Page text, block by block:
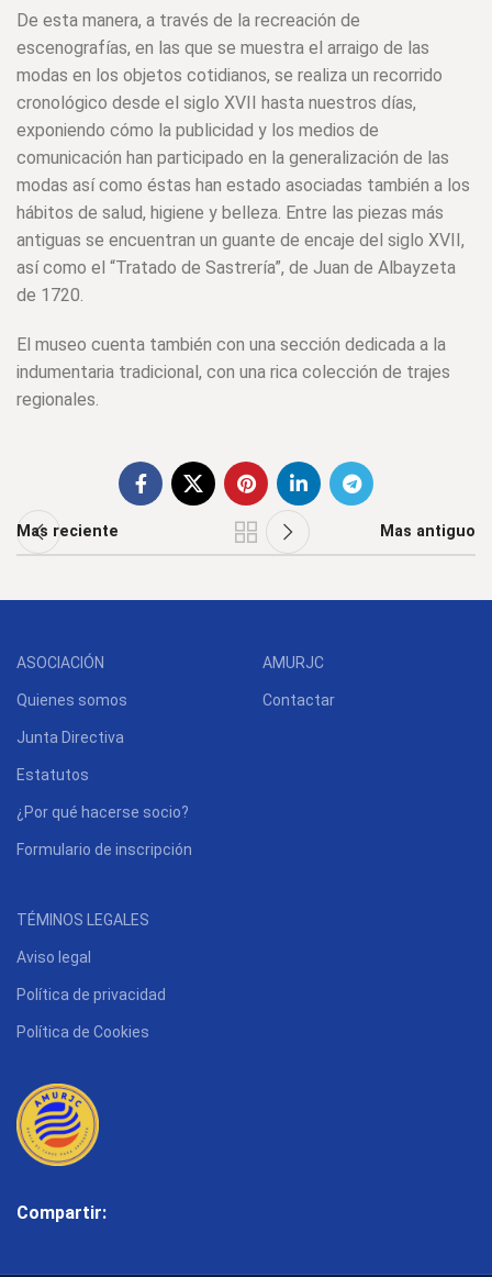
De esta manera, a través de la recreación de
escenografías, en las que se muestra el arraigo de las
modas en los objetos cotidianos, se realiza un recorrido
cronológico desde el siglo XVII hasta nuestros días,
exponiendo cómo la publicidad y los medios de
comunicación han participado en la generalización de las
modas así como éstas han estado asociadas también a los
hábitos de salud, higiene y belleza. Entre las piezas más
antiguas se encuentran un guante de encaje del siglo XVII,
así como el “Tratado de Sastrería”, de Juan de Albayzeta
de 1720.
El museo cuenta también con una sección dedicada a la
indumentaria tradicional, con una rica colección de trajes
regionales.
Mas reciente Mas antiguo
ASOCIACIÓN
Quienes somos
Junta Directiva
Estatutos
¿Por qué hacerse socio?
Formulario de inscripción
AMURJC
Contactar
TÉMINOS LEGALES
Aviso legal
Política de privacidad
Política de Cookies
Compartir: